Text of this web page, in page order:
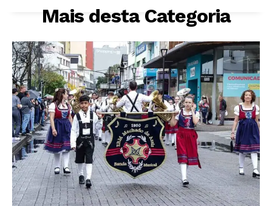
Mais desta Categoria